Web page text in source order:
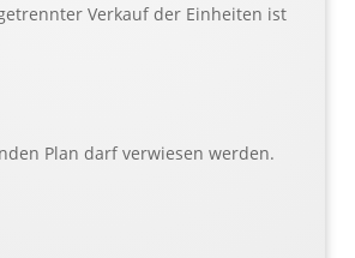
Verkauf der Einheiten ist
Plan darf verwiesen werden.